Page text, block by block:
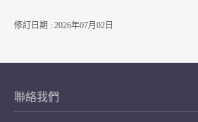
修訂日期 : 2026年07月02日
聯絡我們